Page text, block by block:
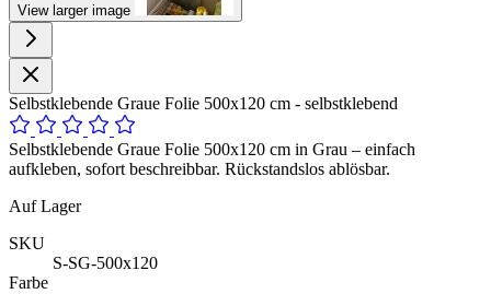
View larger image
Selbstklebende Graue Folie 500x120 cm - selbstklebend
Selbstklebende Graue Folie 500x120 cm in Grau – einfach
aufkleben, sofort beschreibbar. Rückstandslos ablösbar.
Auf Lager
SKU
S-SG-500x120
Farbe